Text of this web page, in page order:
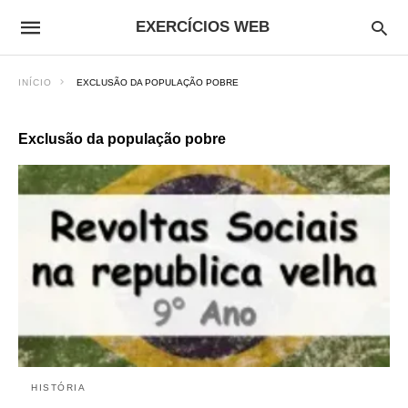
EXERCÍCIOS WEB
INÍCIO EXCLUSÃO DA POPULAÇÃO POBRE
Exclusão da população pobre
HISTÓRIA